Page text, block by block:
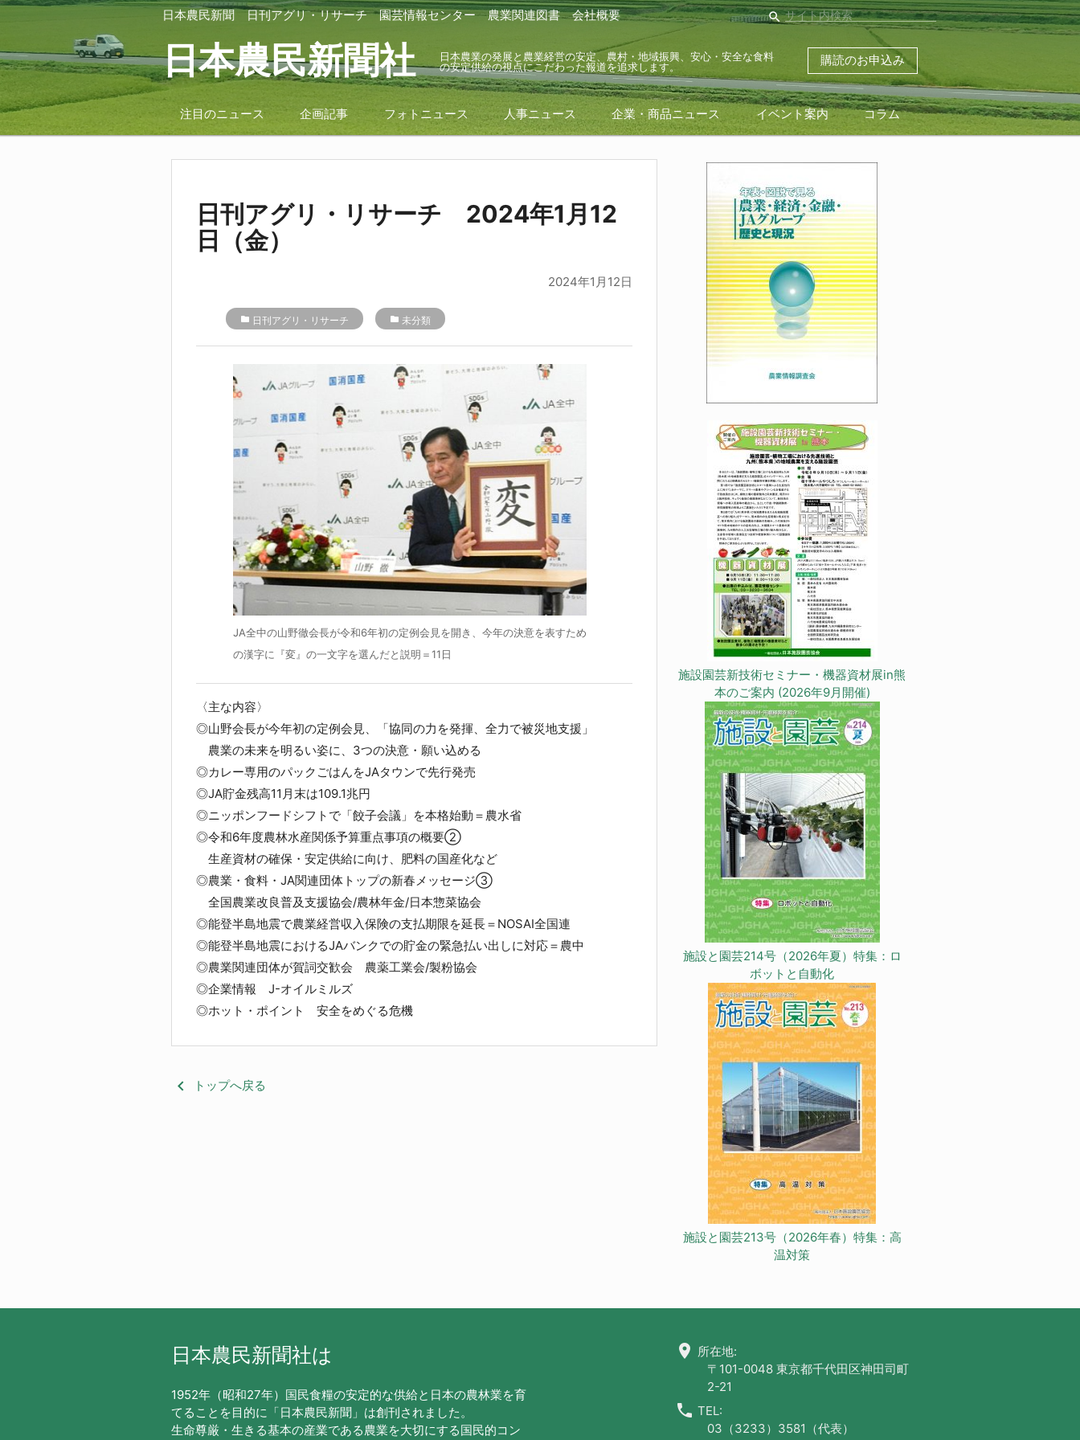
日本農民新聞 日刊アグリ・リサーチ 園芸情報センター 農業関連図書 会社概要 search
日本農民新聞社
日本農業の発展と農業経営の安定、農村・地域振興、安心・安全な食料
の安定供給の視点にこだわった報道を追求します。
購読のお申込み
注目のニュース 企画記事 フォトニュース 人事ニュース 企業・商品ニュース イベント案内 コラム
日刊アグリ・リサーチ 2024年1月12
日（金）
2024年1月12日
folder 日刊アグリ・リサーチ folder 未分類
JA全中の山野徹会長が令和6年初の定例会見を開き、今年の決意を表すため
の漢字に『変』の一文字を選んだと説明＝11日
〈主な内容〉
◎山野会長が今年初の定例会見、「協同の力を発揮、全力で被災地支援」
農業の未来を明るい姿に、3つの決意・願い込める
◎カレー専用のパックごはんをJAタウンで先行発売
◎JA貯金残高11月末は109.1兆円
◎ニッポンフードシフトで「餃子会議」を本格始動＝農水省
◎令和6年度農林水産関係予算重点事項の概要②
生産資材の確保・安定供給に向け、肥料の国産化など
◎農業・食料・JA関連団体トップの新春メッセージ③
全国農業改良普及支援協会/農林年金/日本惣菜協会
◎能登半島地震で農業経営収入保険の支払期限を延長＝NOSAI全国連
◎能登半島地震におけるJAバンクでの貯金の緊急払い出しに対応＝農中
◎農業関連団体が賀詞交歓会 農薬工業会/製粉協会
◎企業情報 J-オイルミルズ
◎ホット・ポイント 安全をめぐる危機
keyboard_arrow_left トップへ戻る
施設園芸新技術セミナー・機器資材展in熊
本のご案内 (2026年9月開催)
施設と園芸214号（2026年夏）特集：ロ
ボットと自動化
施設と園芸213号（2026年春）特集：高
温対策
日本農民新聞社は
1952年（昭和27年）国民食糧の安定的な供給と日本の農林業を育
てることを目的に「日本農民新聞」は創刊されました。
生命尊厳・生きる基本の産業である農業を大切にする国民的コン
location_on 所在地:
〒101-0048 東京都千代田区神田司町
2-21
call TEL:
03（3233）3581（代表）